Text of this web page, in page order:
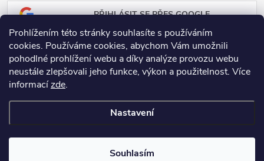
Prohlížením této stránky souhlasíte s používáním
cookies. Používáme cookies, abychom Vám umožnili
pohodlné prohlížení webu a díky analýze provozu webu
neustále zlepšovali jeho funkce, výkon a použitelnost. Více
informacízde.
Nastavení
Souhlasím
PŘIHLÁSIT SE PŘES GOOGLE
PŘIHLÁSIT SE PŘES SEZNAM
Copyright 2026Dosadu.cz. Všechna práva vyhrazena.